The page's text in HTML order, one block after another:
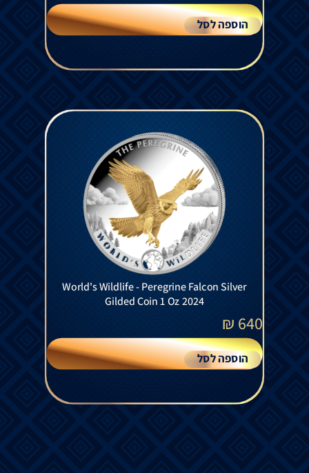
הוספה לסל
World's Wildlife - Peregrine Falcon Silver
Gilded Coin 1 Oz 2024
640
₪
הוספה לסל